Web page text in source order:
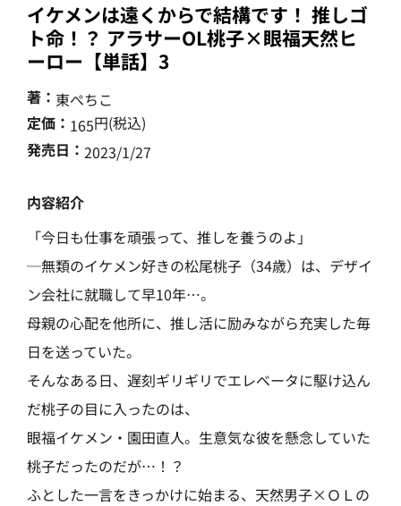
イケメンは遠くからで結構です！ 推しゴ
ト命！？ アラサーOL桃子×眼福天然ヒ
ーロー【単話】3
著： 東ぺちこ
定価： 165円(税込)
発売日： 2023/1/27
内容紹介
「今日も仕事を頑張って、推しを養うのよ」
─無類のイケメン好きの松尾桃子（34歳）は、デザイ
ン会社に就職して早10年…。
母親の心配を他所に、推し活に励みながら充実した毎
日を送っていた。
そんなある日、遅刻ギリギリでエレベータに駆け込ん
だ桃子の目に入ったのは、
眼福イケメン・園田直人。生意気な彼を懸念していた
桃子だったのだが…！？
ふとした一言をきっかけに始まる、天然男子×ＯＬの